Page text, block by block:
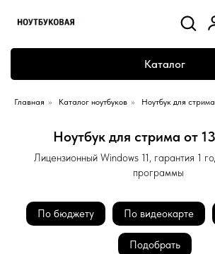
Каталог
Главная » Каталог ноутбуков » Ноутбук для
Ноутбук для стрима от
Лицензионный Windows 11, гарантия 1
программы
По бюджету По видеокарте
Подобрать